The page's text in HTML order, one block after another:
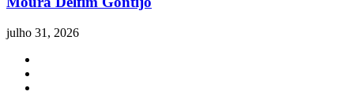
julho 31, 2026